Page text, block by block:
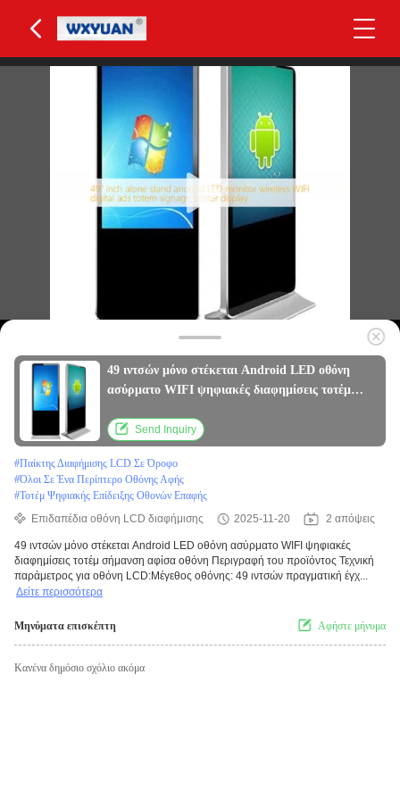
49 ιντσών μόνο στέκεται Android LED οθόνη
ασύρματο WIFI ψηφιακές διαφημίσεις τοτέμ
Send Inquiry
#Παίκτης Διαφήμισης LCD Σε Όροφο
#Όλοι Σε Ένα Περίπτερο Οθόνης Αφής
#Τοτέμ Ψηφιακής Επίδειξης Οθονών Επαφής
Επιδαπέδια οθόνη LCD διαφήμισης
2025-11-20 2 απόψεις
49 ιντσών μόνο στέκεται Android LED οθόνη ασύρματο WIFI ψηφιακές
διαφημίσεις τοτέμ σήμανση αφίσα οθόνη Περιγραφή του προϊόντος Τεχνική
παράμετρος για οθόνη LCD:Μέγεθος οθόνης: 49 ιντσών πραγματική έγχ...
Δείτε περισσότερα
Μηνύματα επισκέπτη Αφήστε μήνυμα
Κανένα δημόσιο σχόλιο ακόμα